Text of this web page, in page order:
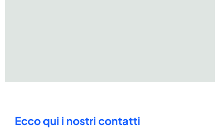
Ecco qui i nostri contatti